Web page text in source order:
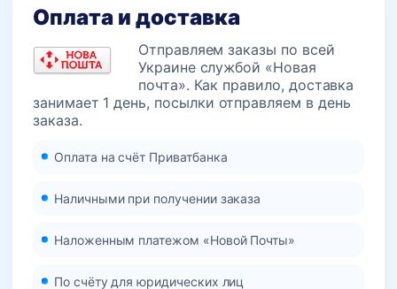
Оплата и доставка
Отправляем заказы по всей
Украине службой «Новая
почта». Как правило, доставка
занимает 1 день, посылки отправляем в день
заказа.
Оплата на счёт Приватбанка
Наличными при получении заказа
Наложенным платежом «Новой Почты»
По счёту для юридических лиц